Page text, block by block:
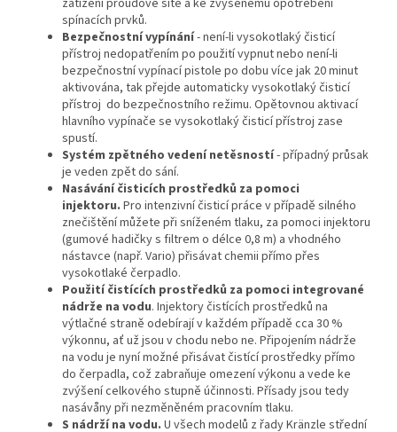
zatížení proudové sítě a ke zvýšenému opotřebení
spínacích prvků.
Bezpečnostní vypínání- není-li vysokotlaký čisticí
přístroj nedopatřením po použití vypnut nebo není-li
bezpečnostní vypínací pistole po dobu více jak 20 minut
aktivována, tak přejde automaticky vysokotlaký čisticí
přístroj do bezpečnostního režimu. Opětovnou aktivací
hlavního vypínače se vysokotlaký čisticí přístroj zase
spustí.
Systém zpětného vedení netěsností- případný průsak
je veden zpět do sání.
Nasávání čisticích prostředků za pomoci
injektoru. Pro intenzivní čisticí práce v případě silného
znečištění můžete při sníženém tlaku, za pomoci injektoru
(gumové hadičky s filtrem o délce 0,8 m) a vhodného
nástavce (např. Vario) přisávat chemii přímo přes
vysokotlaké čerpadlo.
Použití čistících prostředků za pomoci integrované
nádrže na vodu. Injektory čistících prostředků na
výtlačné straně odebírají v každém případě cca 30 %
výkonnu, ať už jsou v chodu nebo ne. Připojením nádrže
na vodu je nyní možné přisávat čistící prostředky přímo
do čerpadla, což zabraňuje omezení výkonu a vede ke
zvýšení celkového stupně účinnosti. Přísady jsou tedy
nasávåny při nezměněném pracovním tlaku.
S nádrží na vodu. U všech modelů z řady Kränzle střední